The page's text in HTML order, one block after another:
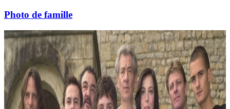
Photo de famille